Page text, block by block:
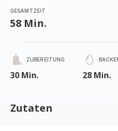
GESAMTZEIT
58 Min.
ZUBEREITUNG
30 Min. 28 Min.
Zutaten